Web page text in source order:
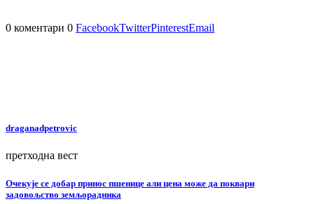
0 коментари 0 FacebookTwitterPinterestEmail
draganadpetrovic
претходна вест
Очекује се добар принос пшенице али цена може да поквари
задовољство земљорадника